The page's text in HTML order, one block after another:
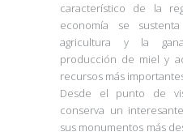
característico de la
economía se
agricultura y la
producción de miel y
recursos más
Desde el punto de
conserva un
sus monumentos más